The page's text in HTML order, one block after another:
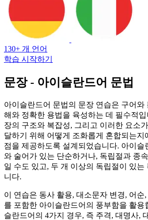
130+ 개 언어
학습 시작하기
문장 - 아이슬란드어 문법
아이슬란드어 문법의 문장 연습은 구어와
해와 정확한 용법을 육성하는 데 필수적
장의 구조와 복잡성, 그리고 이러한 요소
달하기 위해 어떻게 조화롭게 혼합되는지
점을 제공하도록 설계되었습니다. 아이슬
와 술어가 있는 단순하거나, 독립절과 종
일 수도 있고, 두 개 이상의 독립절이 있는
니다.
이 연습은 동사 활용, 대소문자 변경, 어순
를 포함한 아이슬란드어의 풍부함을 활용
슬란드어의 4가지 경우, 즉 주격, 대명사,